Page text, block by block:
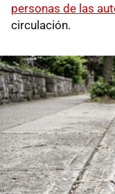
personas de las
circulación.